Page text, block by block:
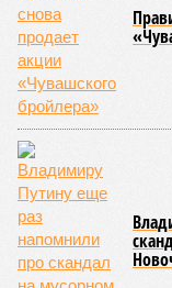
класса по керешу,
Параллельно с этим
по керешу,
юношеского
спорта. Такая
в подготовке юных
для
Керешу
уходящее корнями
проходит
лицом друг к другу,